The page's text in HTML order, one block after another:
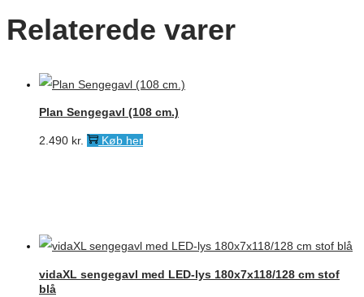
Relaterede varer
Plan Sengegavl (108 cm.)
2.490 kr. Køb her
vidaXL sengegavl med LED-lys 180x7x118/128 cm stof
blå